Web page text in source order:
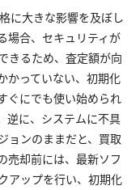
に大きな影響を及ぼし
場合、セキュリティが
きるため、査定額が向
かっていない、初期化
ぐにでも使い始められ
逆に、システムに不具
ョンのままだと、買取
売却前には、最新ソフ
アップを行い、初期化